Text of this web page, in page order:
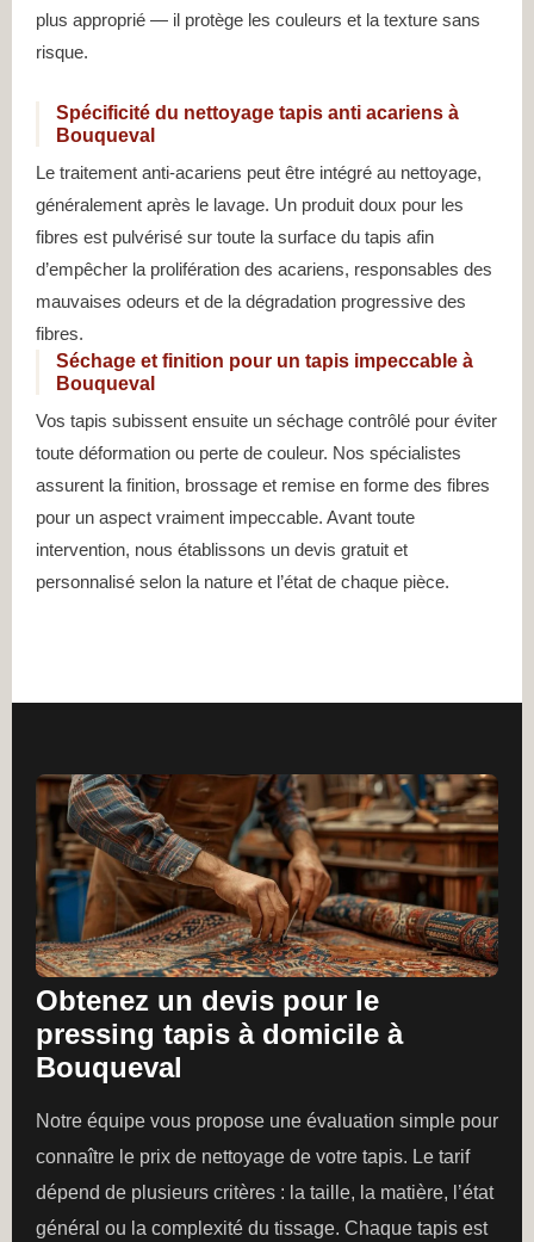
plus approprié — il protège les couleurs et la texture sans
risque.
Spécificité du nettoyage tapis anti acariens à
Bouqueval
Le traitement anti-acariens peut être intégré au nettoyage,
généralement après le lavage. Un produit doux pour les
fibres est pulvérisé sur toute la surface du tapis afin
d’empêcher la prolifération des acariens, responsables des
mauvaises odeurs et de la dégradation progressive des
fibres.
Séchage et finition pour un tapis impeccable à
Bouqueval
Vos tapis subissent ensuite un séchage contrôlé pour éviter
toute déformation ou perte de couleur. Nos spécialistes
assurent la finition, brossage et remise en forme des fibres
pour un aspect vraiment impeccable. Avant toute
intervention, nous établissons un devis gratuit et
personnalisé selon la nature et l’état de chaque pièce.
Obtenez un devis pour le
pressing tapis à domicile à
Bouqueval
Notre équipe vous propose une évaluation simple pour
connaître le prix de nettoyage de votre tapis. Le tarif
dépend de plusieurs critères : la taille, la matière, l’état
général ou la complexité du tissage. Chaque tapis est